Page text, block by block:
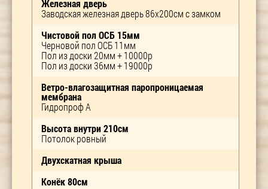
Железная дверь
Заводская железная дверь 86х200см с замком
Чистовой пол ОСБ 15мм
Черновой пол ОСБ 11мм
Пол из доски 20мм + 10000р
Пол из доски 36мм + 19000р
Ветро-влагозащитная паропроницаемая
мембрана
Гидропроф А
Высота внутри 210см
Потолок ровный
Двухскатная крыша
Конёк 80см